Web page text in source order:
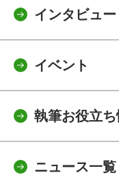
インタビュー
イベント
執筆お役立ち
ニュース一覧